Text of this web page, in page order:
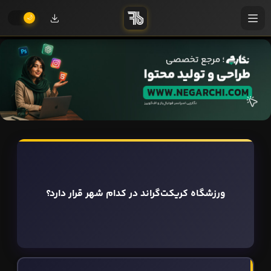
ورزشگاه کریکت‌گراند در کدام شهر قرار دارد؟